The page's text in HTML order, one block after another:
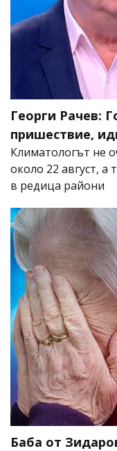
Георги Рачев:
пришествие,
Климатологът не
около 22 август,
в редица райони
Баба от